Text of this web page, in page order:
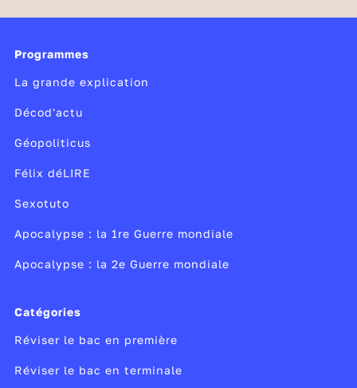
spécialité et peuvent ajouter 1 ou 2 enseignements
baccalauréat repose sur les évaluations communes,
terminales de philosophie et du
ce qui concerne le choix des études supérieures et
leursvœux sur Parcoursup
Programmes
La grande explication
Décod'actu
Géopoliticus
Félix déLIRE
Sexotuto
Apocalypse : la 1re Guerre mondiale
Apocalypse : la 2e Guerre mondiale
Catégories
Réviser le bac en première
Réviser le bac en terminale